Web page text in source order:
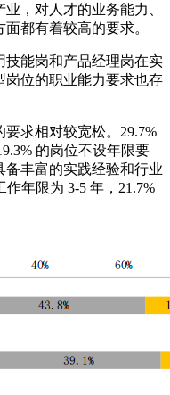
，对人才的业务能力、
都有着较高的要求。
能岗和产品经理岗在实
岗位的职业能力要求也存
求相对较宽松。29.7%
的岗位不设年限要
丰富的实践经验和行业
年限为 3-5 年，21.7%